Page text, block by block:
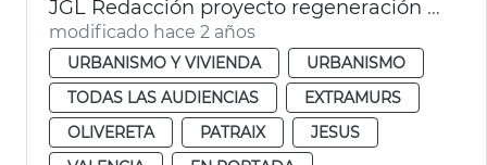
JGL Redacción proyecto regeneración Pérez Galdós y Giorgeta
modificado hace 2 años
URBANISMO Y VIVIENDA
URBANISMO
TODAS LAS AUDIENCIAS
EXTRAMURS
OLIVERETA
PATRAIX
JESUS